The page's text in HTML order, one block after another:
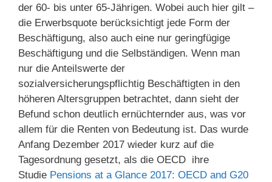
der 60- bis unter 65-Jährigen. Wobei auch hier gilt –
die Erwerbsquote berücksichtigt jede Form der
Beschäftigung, also auch eine nur geringfügige
Beschäftigung und die Selbständigen. Wenn man
nur die Anteilswerte der
sozialversicherungspflichtig Beschäftigten in den
höheren Altersgruppen betrachtet, dann sieht der
Befund schon deutlich ernüchternder aus, was vor
allem für die Renten von Bedeutung ist. Das wurde
Anfang Dezember 2017 wieder kurz auf die
Tagesordnung gesetzt, als die OECD ihre
Studie Pensions at a Glance 2017: OECD and G20